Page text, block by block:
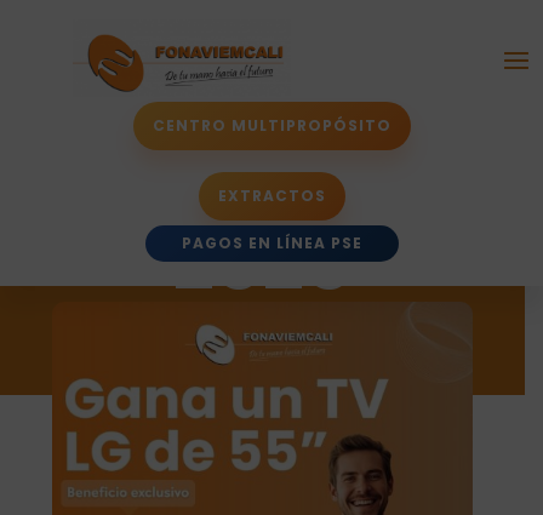
CENTRO MULTIPROPÓSITO
EXTRACTOS
PAGOS EN LÍNEA PSE
Ganadores
Mes Mayo
2026